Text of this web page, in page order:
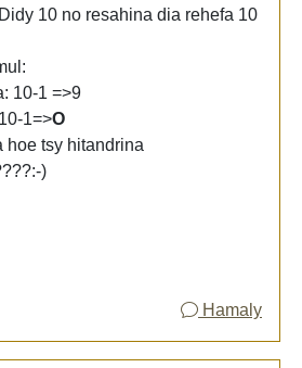
10 no resahina dia rehefa 10
10-1 =>9
1=>O
hoe tsy hitandrina
)
Hamaly